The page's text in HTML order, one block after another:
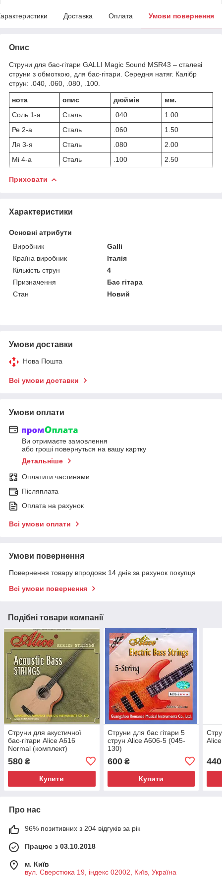
Доставка Оплата Умови повернення
Опис
Струни для бас-гітари GALLI Magic Sound MSR43 – сталеві
струни з обмоткою, для бас-гітари. Середня натяг. Калібр
струн: .040, .060, .080, .100.
нота опис дюймів
мм.
Соль 1-а
Сталь .040
1.00
Ре 2-а
Сталь .060
1.50
Ля 3-я
Сталь .080
2.00
Мі 4-а
Сталь .100 2.50
Приховати
Характеристики
Основні атрибути
Виробник
Galli
Країна виробник
Італія
Кількість струн
4
Призначення
Бас гітара
Стан
Новий
Умови доставки
Нова Пошта
Всі умови доставки
Умови оплати
Ви отримаєте замовлення
або гроші повернуться на вашу картку
Детальніше
Оплатити частинами
Післяплата
Оплата на рахунок
Всі умови оплати
Умови повернення
Повернення товару впродовж 14 днів за рахунок покупця
Всі умови повернення
Подібні товари компанії
Струни для акустичної
бас-гітари Alice A616
Normal (комплект)
580 ₴
Купити
Струни для бас гітари 5
струн Alice A606-5 (045-
130)
600₴
Купити
440
Про нас
96% позитивних з 204 відгуків за рік
Працює з 03.10.2018
м. Київ
вул. Сверстюка 19, індекс 02002, Київ, Україна